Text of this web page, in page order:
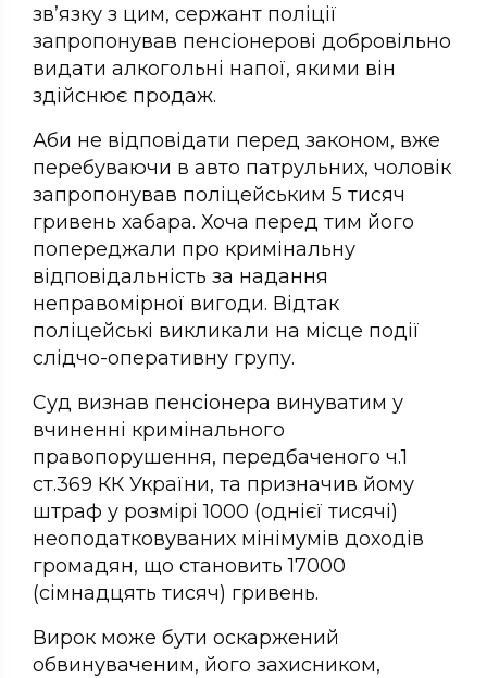
зв’язку з цим, сержант поліції
запропонував пенсіонерові добровільно
видати алкогольні напої, якими він
здійснює продаж.
Аби не відповідати перед законом, вже
перебуваючи в авто патрульних, чоловік
запропонував поліцейським 5 тисяч
гривень хабара. Хоча перед тим його
попереджали про кримінальну
відповідальність за надання
неправомірної вигоди. Відтак
поліцейські викликали на місце події
слідчо-оперативну групу.
Суд визнав пенсіонера винуватим у
вчиненні кримінального
правопорушення, передбаченого ч.1
ст.369 КК України, та призначив йому
штраф у розмірі 1000 (однієї тисячі)
неоподатковуваних мінімумів доходів
громадян, що становить 17000
(сімнадцять тисяч) гривень.
Вирок може бути оскаржений
обвинуваченим, його захисником,